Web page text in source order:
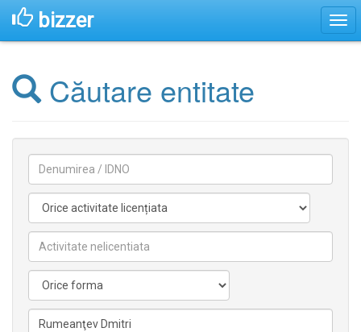
bizzer
Căutare entitate
licentiata
nelicentiata